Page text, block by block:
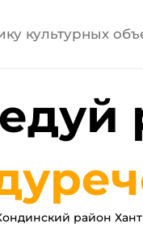
район